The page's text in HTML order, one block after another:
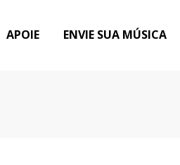
APOIE ENVIE SUA MÚSICA